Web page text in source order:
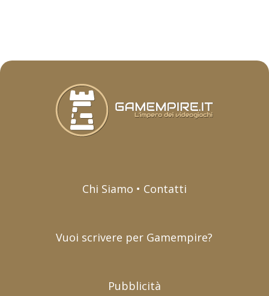
Chi Siamo • Contatti
Vuoi scrivere per Gamempire?
Pubblicità